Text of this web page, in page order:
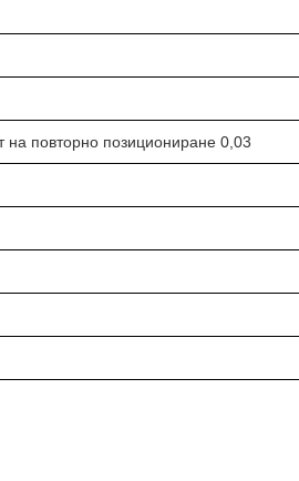
на повторно позициониране 0,03